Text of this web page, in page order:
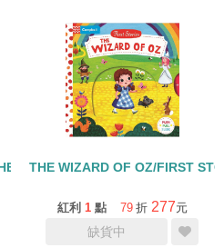
BEANSTALK/硬頁操作書+QR
THE WIZARD OF OZ/FIRST
紅利 1 點 79 折 277元
缺貨中